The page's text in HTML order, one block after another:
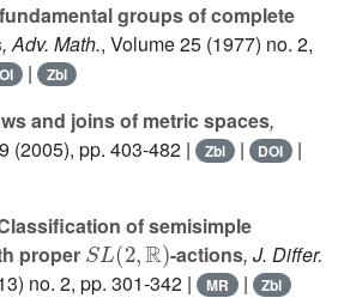
groups of complete
, Adv. Math., Volume 25 (1977) no. 2,
| Zbl
and joins of metric spaces,
(2005), pp. 403-482 | Zbl | DOI |
of semisimple
proper
SL(2,ℝ)
-actions, J. Differ.
no. 2, pp. 301-342 | MR | Zbl